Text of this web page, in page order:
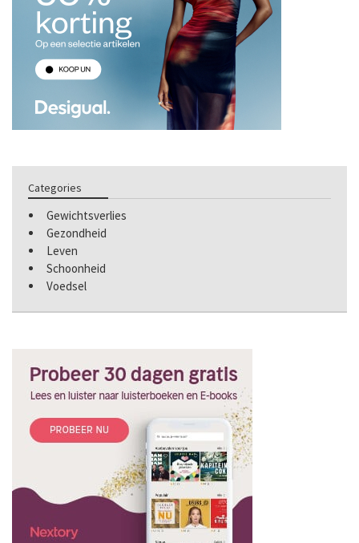
Categories
Gewichtsverlies
Gezondheid
Leven
Schoonheid
Voedsel